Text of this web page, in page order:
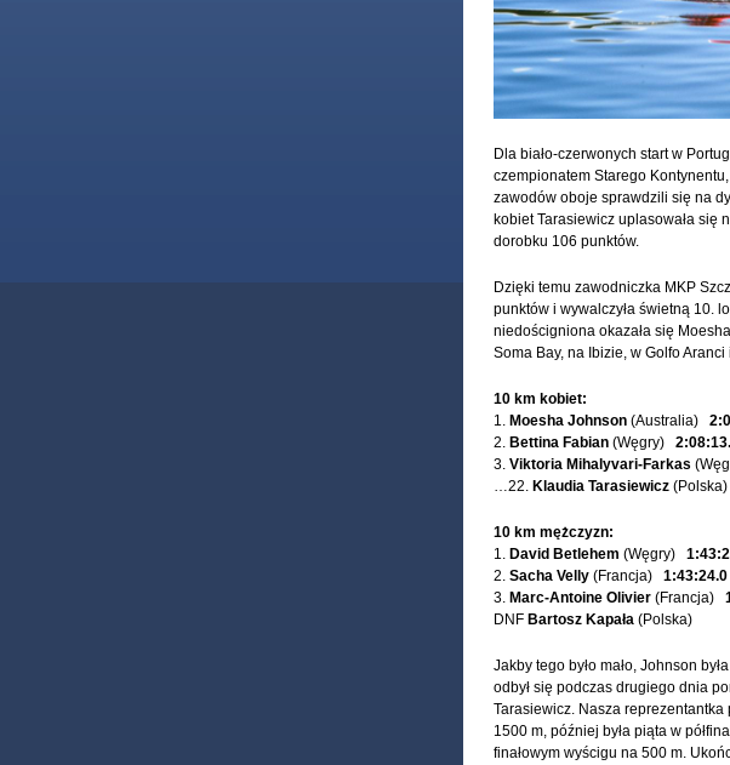
Dla biało-czerwonych start w
czempionatem Starego
zawodów oboje sprawdzili się na
kobiet Tarasiewicz uplasowała się
dorobku 106 punktów.
Dzięki temu zawodniczka MKP
punktów i wywalczyła świetną 10.
niedościgniona okazała się
Soma Bay, na Ibizie, w Golfo Aranci
10 km kobiet:
1. Moesha Johnson (Australia)
2. Bettina Fabian (Węgry)
3. Viktoria Mihalyvari-Farkas
…22. Klaudia Tarasiewicz (Polska)
10 km mężczyzn:
1. David Betlehem (Węgry)
2. Sacha Velly (Francja) 1:43:24.0
3. Marc-Antoine Olivier (Francja)
DNF Bartosz Kapała (Polska)
Jakby tego było mało, Johnson
odbył się podczas drugiego dnia
Tarasiewicz. Nasza
1500 m, później była piąta w
finałowym wyścigu na 500 m.